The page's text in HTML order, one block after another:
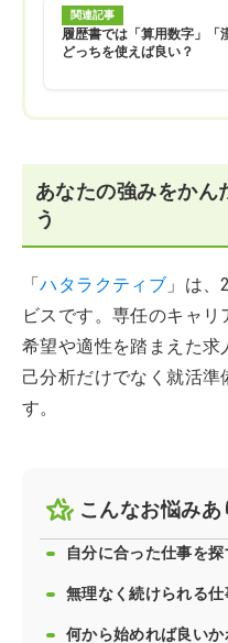
関連記事
履歴書では「算用数字」「
どっちを使えば良い？
あなたの強みをかん
う
「ハタラクティブ 」は
ビスです。専任のキャ
希望や適性を踏まえた求
己分析だけでなく就活準
す。
こんなお悩みあ
自分に合った仕事を
無理なく続けられる
何から始めれば良い